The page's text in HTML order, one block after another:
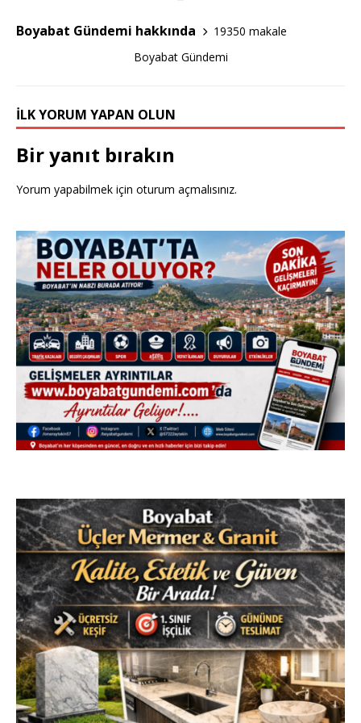
o
Boyabat Gündemi hakkında
19350 makale
Boyabat Gündemi
İLK YORUM YAPAN OLUN
Bir yanıt bırakın
Yorum yapabilmek için oturum açmalısınız.